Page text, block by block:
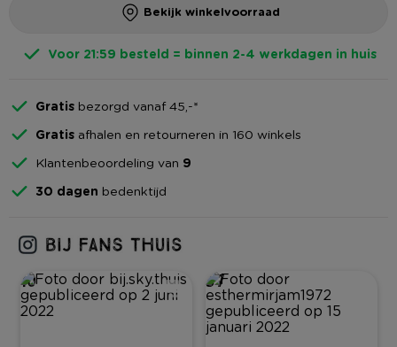
Bekijk winkelvoorraad
Voor 21:59 besteld = binnen 2-4 werkdagen in huis
Gratis bezorgd vanaf 45,-*
Gratis afhalen en retourneren in 160 winkels
Klantenbeoordeling van 9
30 dagen bedenktijd
10 37